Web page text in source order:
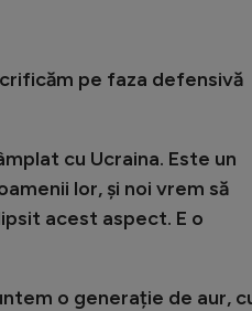
pe faza defensivă
cu Ucraina. Este un
lor, și noi vrem să
acest aspect. E o
o generație de aur,